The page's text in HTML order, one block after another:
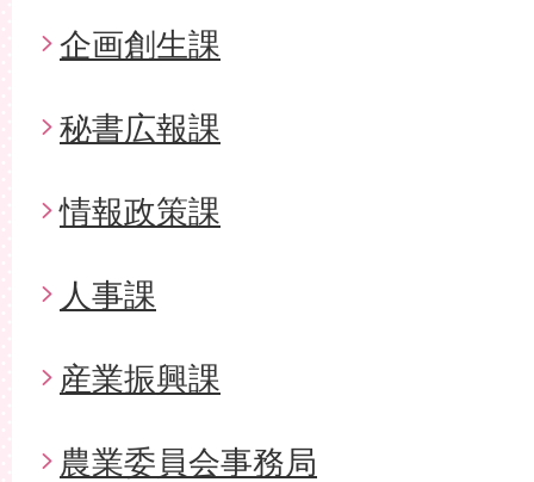
企画創生課
秘書広報課
情報政策課
人事課
産業振興課
農業委員会事務局